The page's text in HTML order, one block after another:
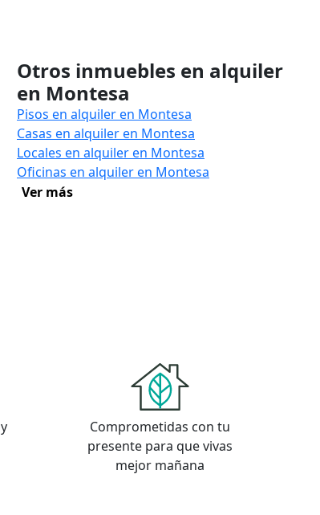
Otros inmuebles en alquiler
en Montesa
Pisos en alquiler en Montesa
Casas en alquiler en Montesa
Locales en alquiler en Montesa
Oficinas en alquiler en Montesa
Ver más
Comprometidas con tu
presente para que vivas
mejor mañana